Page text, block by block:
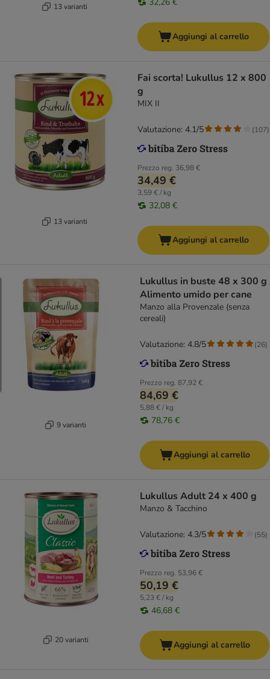
13 varianti
Aggiungi al carrello
13 varianti
Fai scorta! Lukullus 12 x 800
g
MIX II
Prezzo reg. 36,98 €
34,49 €
3,59 € / kg
32,08 €
Valutazione: 4.1/5 (107)
Aggiungi al carrello
9 varianti
Lukullus in buste 48 x 300 g
Alimento umido per cane
Manzo alla Provenzale (senza
cereali)
Prezzo reg. 87,92 €
84,69 €
5,88 € / kg
78,76 €
Valutazione: 4.8/5 (26)
Aggiungi al carrello
20 varianti
Lukullus Adult 24 x 400 g
Manzo & Tacchino
Prezzo reg. 53,96 €
50,19 €
5,23 € / kg
46,68 €
Valutazione: 4.3/5 (55)
Aggiungi al carrello